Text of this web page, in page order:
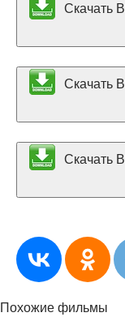
Скачать
Скачать
Скачать
Похожие фильмы